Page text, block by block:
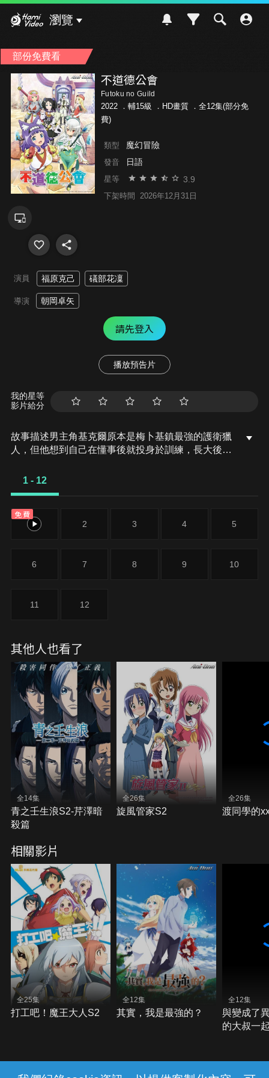
瀏覽
部份免費看
不道德公會
Futoku no Guild
2022 ． 輔15級
．HD畫質 ．全12集(部分免
費)
類型 魔幻冒險
發音 日語
星等 3.9
下架時間 2026年12月31日
演員 福原克己 礒部花凜
導演 朝岡卓矢
請先登入
播放預告片
我的星等
影片給分
故事描述男主角基克爾原本是梅卜基鎮最強的護衛獵
人，但他想到自己在懂事後就投身於訓練，長大後也
的淫靡生活，空虛的他便向公會的受付娘艾諾梅要求
1 - 12
免費
1 2 3 4 5
6 7 8 9 10
11 12
其他人也看了
全14集
青之壬生浪S2-芹澤暗
殺篇
全26集
旋風管家S2
全26集
渡同學的
相關影片
全25集
打工吧！魔王大人S2
全12集
其實，我是最強的？
全12集
與變成了
的大叔一